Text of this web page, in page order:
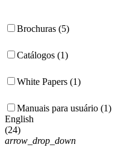
Brochuras (5)
Catálogos (1)
White Papers (1)
Manuais para usuário (1)
English
(24)
arrow_drop_down